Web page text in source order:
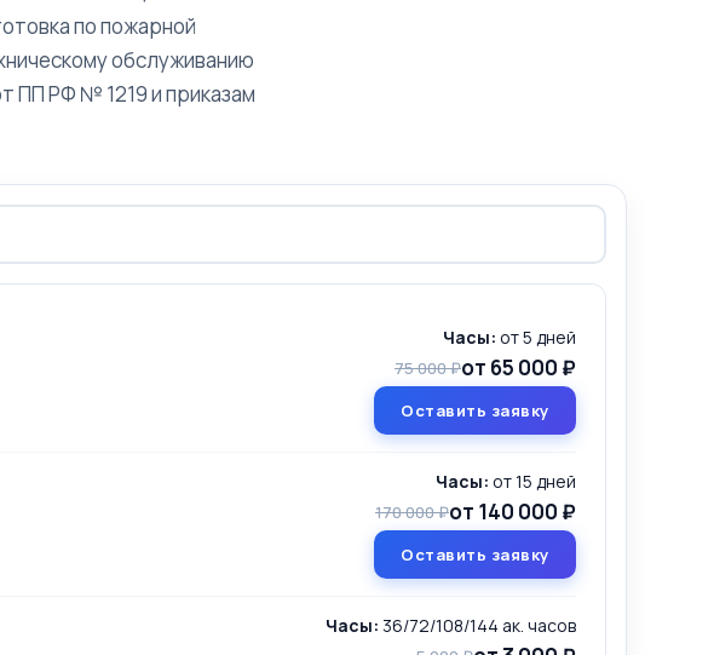
по пожарной
обслуживанию
ПП РФ № 1219 и приказам
Часы: от 5 дней
75 000 ₽от 65 000 ₽
Оставить заявку
Часы: от 15 дней
170 000 ₽от 140 000 ₽
Оставить заявку
Часы: 36/72/108/144 ак. часов